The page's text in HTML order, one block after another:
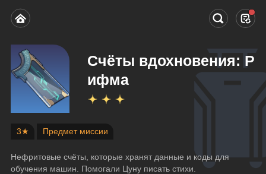
Счёты вдохновения: Р
ифма
3★ Предмет миссии
Нефритовые счёты, которые хранят данные и коды для
обучения машин. Помогали Цуну писать стихи.